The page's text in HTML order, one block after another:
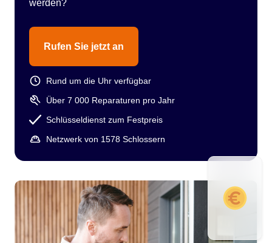
werden?
Rufen Sie jetzt an
Rund um die Uhr verfügbar
Über 7 000 Reparaturen pro Jahr
Schlüsseldienst zum Festpreis
Netzwerk von 1578 Schlossern